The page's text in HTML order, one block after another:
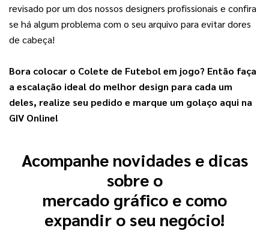
revisado por um dos nossos designers profissionais e confira
se há algum problema com o seu arquivo para evitar dores
de cabeça!
Bora colocar o Colete de Futebol em jogo? Então faça
a escalação ideal do melhor design para cada um
deles, realize seu pedido e marque um golaço aqui na
GIV Online!
Acompanhe novidades e dicas
sobre o
mercado gráfico e como
expandir o seu negócio!